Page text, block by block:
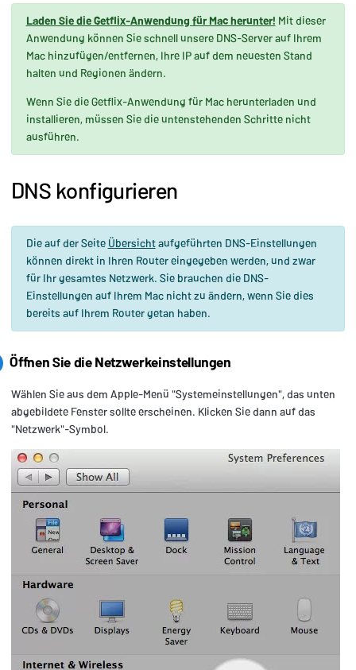
Laden Sie die Getflix-Anwendung für Mac herunter! Mit dieser
Anwendung können Sie schnell unsere DNS-Server auf Ihrem
Mac hinzufügen/entfernen, Ihre IP auf dem neuesten Stand
halten und Regionen ändern.
Wenn Sie die Getflix-Anwendung für Mac herunterladen und
installieren, müssen Sie die untenstehenden Schritte nicht
ausführen.
DNS konfigurieren
Die auf der Seite Übersichtaufgeführten DNS-Einstellungen
können direkt in Ihren Router eingegeben werden, und zwar
für Ihr gesamtes Netzwerk. Sie brauchen die DNS-
Einstellungen auf Ihrem Mac nicht zu ändern, wenn Sie dies
bereits auf Ihrem Router getan haben.
Öffnen Sie die Netzwerkeinstellungen
Wählen Sie aus dem Apple-Menü "Systemeinstellungen", das unten
abgebildete Fenster sollte erscheinen. Klicken Sie dann auf das
"Netzwerk"-Symbol.